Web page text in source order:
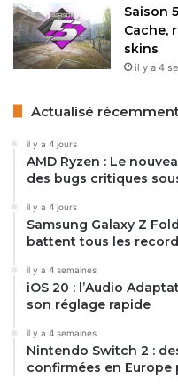
Saison
Cache,
skins
il y a 4
Actualisé
il y a 4 jours
AMD Ryzen : Le
des bugs critiques
il y a 4 jours
Samsung Galaxy Z
battent tous les
il y a 4 semaines
iOS 20 : l’Audio
son réglage rapide
il y a 4 semaines
Nintendo Switch 2 :
confirmées en Europe